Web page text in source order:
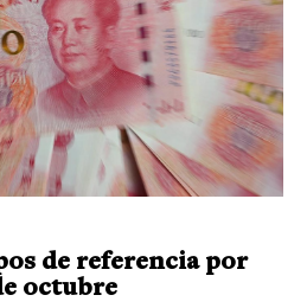
de referencia por
octubre